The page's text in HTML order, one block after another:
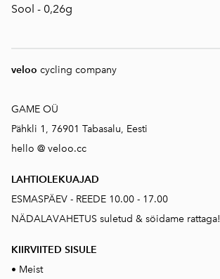
Sool - 0,26g
veloo cycling company
GAME OÜ
Pähkli 1, 76901 Tabasalu, Eesti
hello @ veloo.cc
LAHTIOLEKUAJAD
ESMASPÄEV - REEDE 10.00 - 17.00
NÄDALAVAHETUS suletud & söidame rattaga!
KIIRVIITED SISULE
• Meist